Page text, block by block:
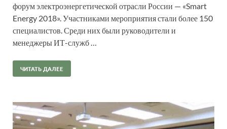
форум электроэнергетической отрасли России — «Smart
Energy 2018». Участниками мероприятия стали более 150
специалистов. Среди них были руководители и
менеджеры ИТ-служб …
ЧИТАТЬ ДАЛЕЕ